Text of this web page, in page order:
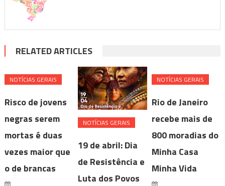
RELATED ARTICLES
NOTÍ­CIAS GERAIS
Risco de jovens
negras serem
mortas é duas
vezes maior que
o de brancas
NOTÍ­CIAS GERAIS
19 de abril: Dia
de Resistência e
Luta dos Povos
NOTÍ­CIAS GERAIS
Rio de Janeiro
recebe mais de
800 moradias do
Minha Casa
Minha Vida